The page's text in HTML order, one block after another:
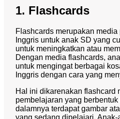
1. Flashcards
Flashcards merupakan
Inggris untuk anak SD yang
untuk meningkatkan atau
Dengan media flashcards,
untuk mengingat berbagai
Inggris dengan cara yang
Hal ini dikarenakan flashcard
pembelajaran yang
dalamnya terdapat gambar
yang sedang dipelajari.